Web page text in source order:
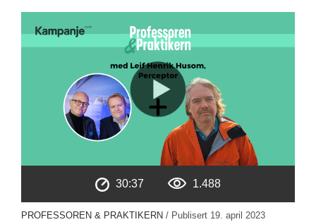
30:37 1.488
PROFESSOREN & PRAKTIKERN / Publisert 19. april 2023